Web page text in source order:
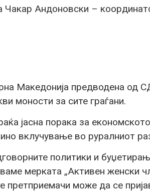
Чакар Андоновски –
Македонија предводена од
моности за сите граѓани.
јасна порака за
вклучување во руралниот
политики и
мерката „Активен женски
претприемачи може да се